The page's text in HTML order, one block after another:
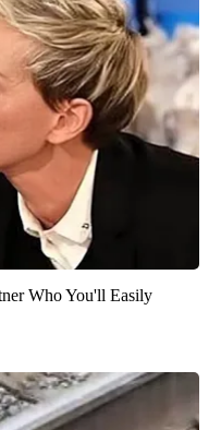
Who You'll Easily